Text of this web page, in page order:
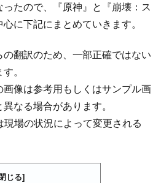
たので、『原神』と『崩壊：ス
に下記にまとめていきます。
翻訳のため、一部正確ではない
。
像は参考用もしくはサンプル画
なる場合があります。
場の状況によって変更される